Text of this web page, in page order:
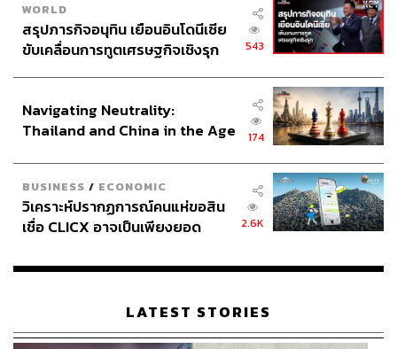
WORLD
สรุปภารกิจอนุทิน เยือนอินโดนีเซีย
ขับเคลื่อนการทูตเศรษฐกิจเชิงรุก
543
Navigating Neutrality:
Thailand and China in the Age
174
BUSINESS / ECONOMIC
วิเคราะห์ปรากฏการณ์คนแห่ขอสิน
เชื่อ CLICX อาจเป็นเพียงยอด
เรือนไทยที่ถูกซุกไว้
2.6K
LATEST STORIES